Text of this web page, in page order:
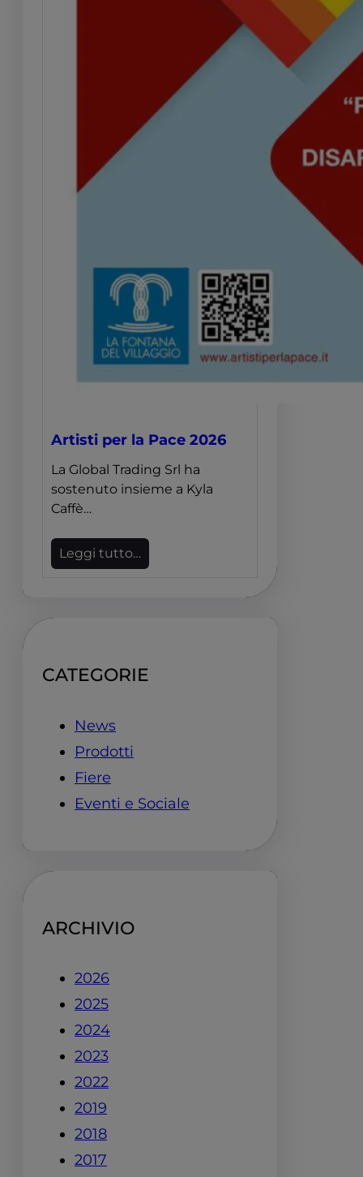
Artisti per la Pace 2026
La Global Trading Srl ha
sostenuto insieme a Kyla
Caffè…
Leggi tutto…
CATEGORIE
News
Prodotti
Fiere
Eventi e Sociale
ARCHIVIO
2026
2025
2024
2023
2022
2019
2018
2017